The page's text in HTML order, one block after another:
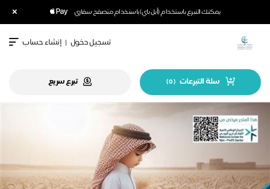
يمكنك التبرع باستخدام (أبل باي) باستخدام متصفح سفاري
تسجيل دخول | إنشاء حساب
سلة التبرعات (
0
) تبرع سريع